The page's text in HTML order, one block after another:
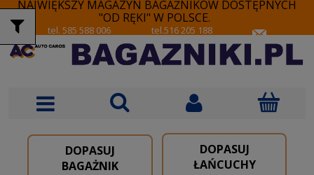
NAJWIĘKSZY MAGAZYN BAGAŻNIKÓW DOSTĘPNYCH
"OD RĘKI" W POLSCE.
tel. 585 588 006 tel.516 205 188
DOPASUJ
BAGAŻNIK
DOPASUJ
ŁAŃCUCHY